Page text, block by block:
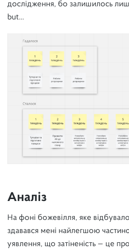
дослідження, бо залишилось
but…
Аналіз
На фоні божевілля, яке
здавався мені найлегшою
уявлення, що затіненість — це